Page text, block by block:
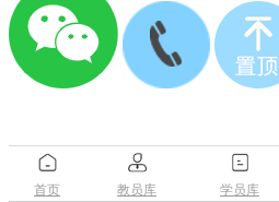
首页 教员库 学员库